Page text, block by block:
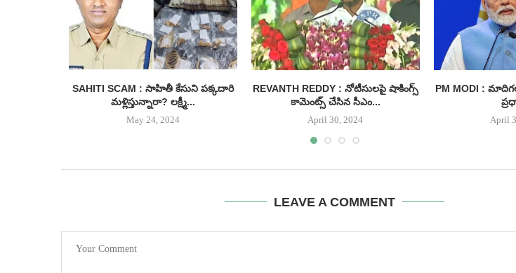
SAHITI SCAM : సాహితీ కేసుని పక్కదారి
మళ్లిస్తున్నారా? లక్ష్మీ...
May 24, 2024
REVANTH REDDY : నోటీసులపై షాకింగ్స్
కామెంట్స్ చేసిన సీఎం...
April 30, 2024
PM MODI :
April
LEAVE A COMMENT